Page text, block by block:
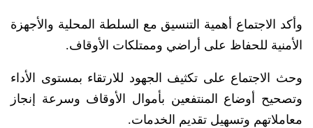
وأكد الاجتماع أهمية التنسيق مع السلطة المحلية والأجهزة
الأمنية للحفاظ على أراضي وممتلكات الأوقاف.
وحث الاجتماع على تكثيف الجهود للارتقاء بمستوى الأداء
وتصحيح أوضاع المنتفعين بأموال الأوقاف وسرعة إنجاز
معاملاتهم وتسهيل تقديم الخدمات.